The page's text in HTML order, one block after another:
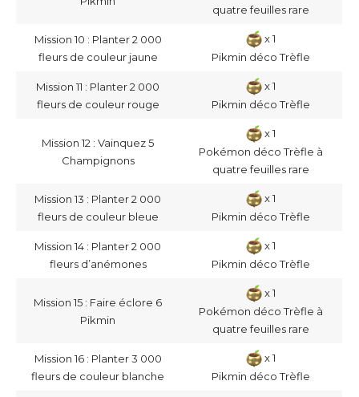
quatre feuilles rare
Mission 10 : Planter 2 000
fleurs de couleur jaune
x 1
Pikmin déco Trèfle
Mission 11 : Planter 2 000
fleurs de couleur rouge
x 1
Pikmin déco Trèfle
Mission 12 : Vainquez 5
Champignons
x 1
Pokémon déco Trèfle à
quatre feuilles rare
Mission 13 : Planter 2 000
fleurs de couleur bleue
x 1
Pikmin déco Trèfle
Mission 14 : Planter 2 000
fleurs d’anémones
x 1
Pikmin déco Trèfle
Mission 15 : Faire éclore 6
Pikmin
x 1
Pokémon déco Trèfle à
quatre feuilles rare
Mission 16 : Planter 3 000
fleurs de couleur blanche
x 1
Pikmin déco Trèfle